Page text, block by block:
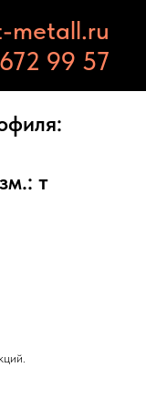
metall.ru
99 57
т